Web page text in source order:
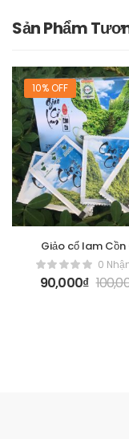
Sản Phẩm
10% OFF
Giảo cổ lam Cồn
0
90,000₫